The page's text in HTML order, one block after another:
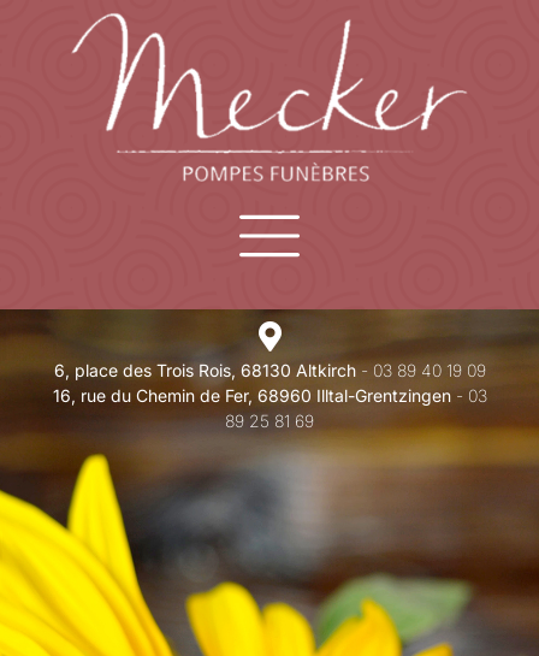
6, place des Trois Rois, 68130 Altkirch- 03 89 40 19 09
16, rue du Chemin de Fer, 68960 Illtal-Grentzingen- 03
89 25 81 69